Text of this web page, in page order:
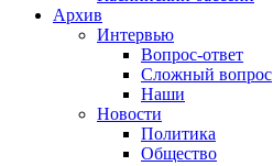
Архив
Интервью
Вопрос-ответ
Сложный вопрос
Наши
Новости
Политика
Общество